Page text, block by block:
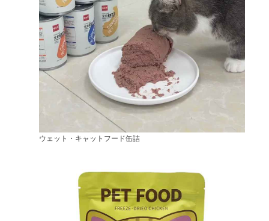
ウェット・キャットフード缶詰